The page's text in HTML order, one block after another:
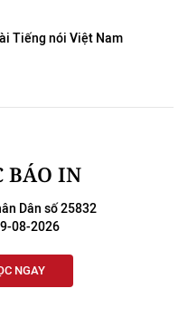
Tiếng nói Việt Nam
BÁO IN
Dân số 25832
08-2026
NGAY